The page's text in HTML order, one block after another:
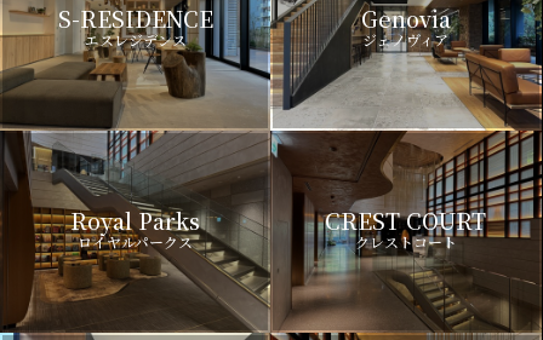
S-RESIDENCE
エスレジデンス
Genovia
ジェノヴィア
Royal Parks
ロイヤルパークス
CREST COURT
クレストコート